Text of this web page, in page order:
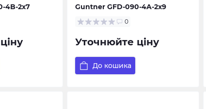
4B-2x7
Guntner GFD-090-4A-2x9
0
Уточнюйте ціну
До кошика